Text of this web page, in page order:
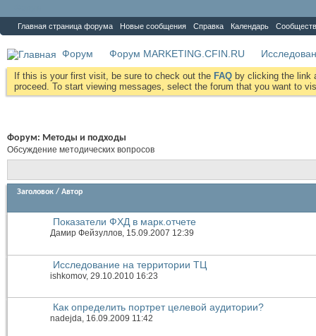
Главная страница форума Новые сообщения Справка Календарь
Форум Форум MARKETING.CFIN.RU
If this is your first visit, be sure to check out the FAQ by clicking the link
proceed. To start viewing messages, select the forum that you want to
Форум: Методы и подходы
Обсуждение методических вопросов
Заголовок / Автор
Показатели ФХД в марк.отчете
Дамир Фейзуллов, 15.09.2007 12:39
Исследование на территории ТЦ
ishkomov, 29.10.2010 16:23
Как определить портрет целевой аудитории?
nadejda, 16.09.2009 11:42